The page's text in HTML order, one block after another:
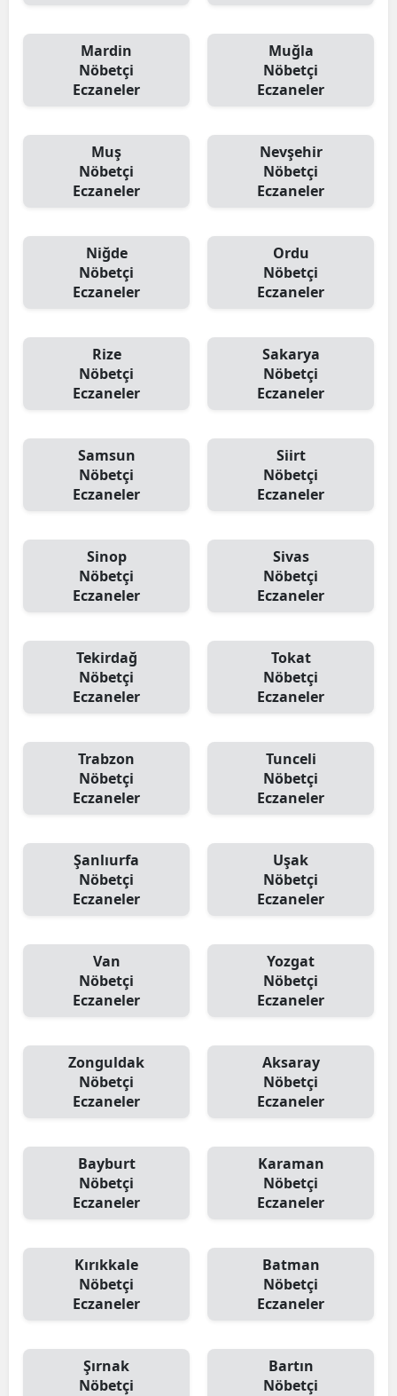
Mardin
Nöbetçi
Eczaneler
Muğla
Nöbetçi
Eczaneler
Muş
Nöbetçi
Eczaneler
Nevşehir
Nöbetçi
Eczaneler
Niğde
Nöbetçi
Eczaneler
Ordu
Nöbetçi
Eczaneler
Rize
Nöbetçi
Eczaneler
Sakarya
Nöbetçi
Eczaneler
Samsun
Nöbetçi
Eczaneler
Siirt
Nöbetçi
Eczaneler
Sinop
Nöbetçi
Eczaneler
Sivas
Nöbetçi
Eczaneler
Tekirdağ
Nöbetçi
Eczaneler
Tokat
Nöbetçi
Eczaneler
Trabzon
Nöbetçi
Eczaneler
Tunceli
Nöbetçi
Eczaneler
Şanlıurfa
Nöbetçi
Eczaneler
Uşak
Nöbetçi
Eczaneler
Van
Nöbetçi
Eczaneler
Yozgat
Nöbetçi
Eczaneler
Zonguldak
Nöbetçi
Eczaneler
Aksaray
Nöbetçi
Eczaneler
Bayburt
Nöbetçi
Eczaneler
Karaman
Nöbetçi
Eczaneler
Kırıkkale
Nöbetçi
Eczaneler
Batman
Nöbetçi
Eczaneler
Şırnak
Nöbetçi
Bartın
Nöbetçi